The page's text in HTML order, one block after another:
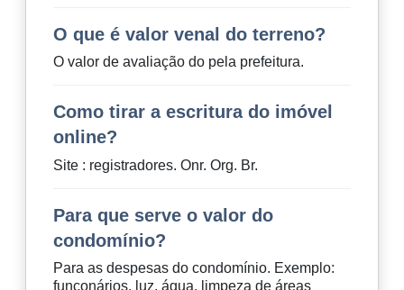
O que é valor venal do terreno?
O valor de avaliação do pela prefeitura.
Como tirar a escritura do imóvel
online?
Site : registradores. Onr. Org. Br.
Para que serve o valor do
condomínio?
Para as despesas do condomínio. Exemplo:
funconários, luz, água, limpeza de áreas